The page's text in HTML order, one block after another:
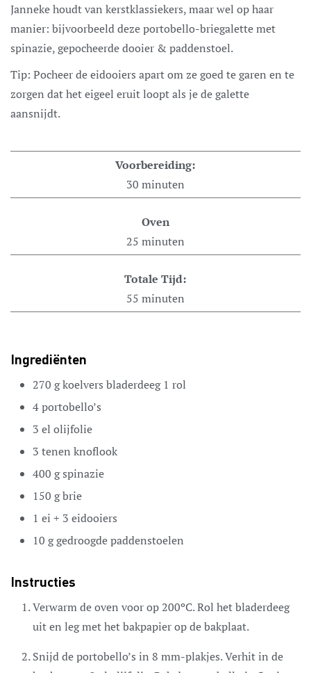
Janneke houdt van kerstklassiekers, maar wel op haar
manier: bijvoorbeeld deze portobello-briegalette met
spinazie, gepocheerde dooier & paddenstoel.
Tip: Pocheer de eidooiers apart om ze goed te garen en te
zorgen dat het eigeel eruit loopt als je de galette
aansnijdt.
Voorbereiding:
30 minuten
Oven
25 minuten
Totale Tijd:
55 minuten
Ingrediënten
270 gkoelvers bladerdeeg 1 rol
4portobello’s
3 el olijfolie
3 tenen knoflook
400 gspinazie
150 gbrie
1 ei + 3 eidooiers
10 ggedroogde paddenstoelen
Instructies
Verwarm de oven voor op 200ºC. Rol het bladerdeeg
uit en leg met het bakpapier op de bakplaat.
Snijd de portobello’s in 8 mm-plakjes. Verhit in de